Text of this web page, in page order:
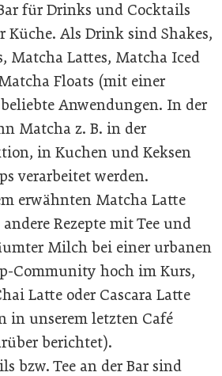
für Drinks und Cocktails
Küche. Als Drink sind Shakes,
Matcha Lattes, Matcha Iced
Floats (mit einer
Anwendungen. In der
Matcha z. B. in der
in Kuchen und Keksen
verarbeitet werden.
erwähnten Matcha Latte
Rezepte mit Tee und
Milch bei einer urbanen
Community hoch im Kurs,
Latte oder Cascara Latte
in unserem letzten Café
berichtet).
bzw. Tee an der Bar sind